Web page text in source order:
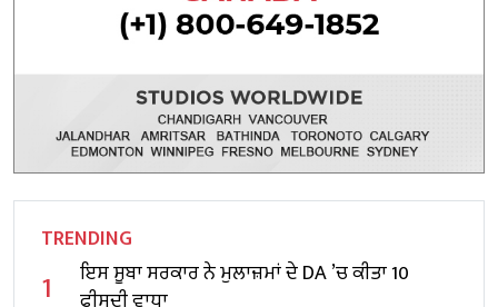
TRENDING
1
ਇਸ ਸੂਬਾ ਸਰਕਾਰ ਨੇ ਮੁਲਾਜ਼ਮਾਂ ਦੇ DA ’ਚ ਕੀਤਾ 10